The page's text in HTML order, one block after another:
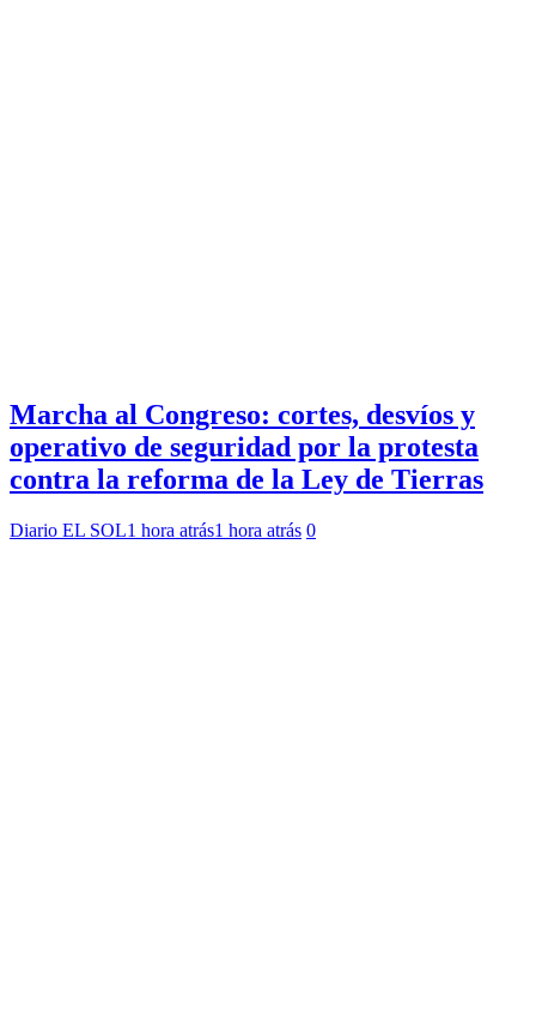
Marcha al Congreso: cortes, desvíos y
operativo de seguridad por la protesta
contra la reforma de la Ley de Tierras
Diario EL SOL1 hora atrás1 hora atrás 0